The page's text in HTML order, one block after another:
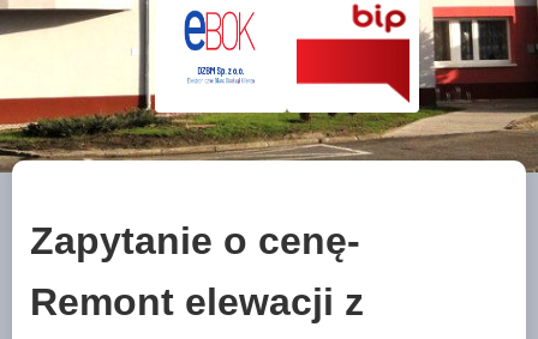
Zapytanie o cenę-
Remont elewacji z